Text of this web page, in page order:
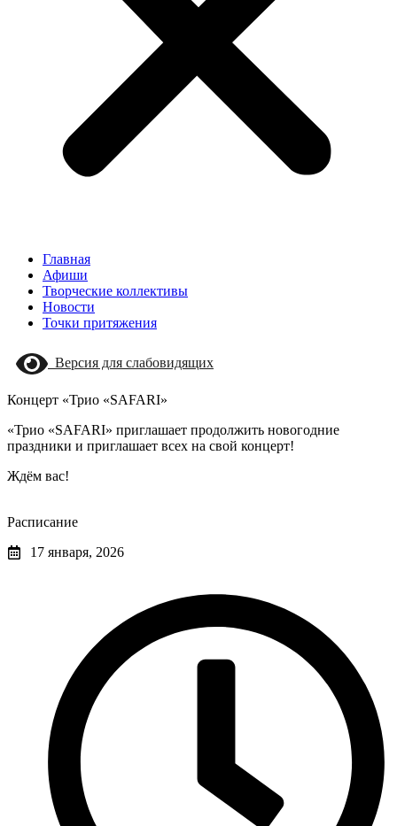
Главная
Афиши
Творческие коллективы
Новости
Точки притяжения
Версия для слабовидящих
Концерт «Трио «SAFARI»
«Трио «SAFARI» приглашает продолжить новогодние
праздники и приглашает всех на свой концерт!
Ждём вас!
Расписание
17 января, 2026